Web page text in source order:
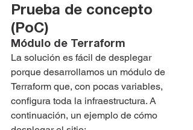
Prueba de concepto
(PoC)
Módulo de Terraform
La solución es fácil de desplegar
porque desarrollamos un módulo de
Terraform que, con pocas variables,
configura toda la infraestructura. A
continuación, un ejemplo de cómo